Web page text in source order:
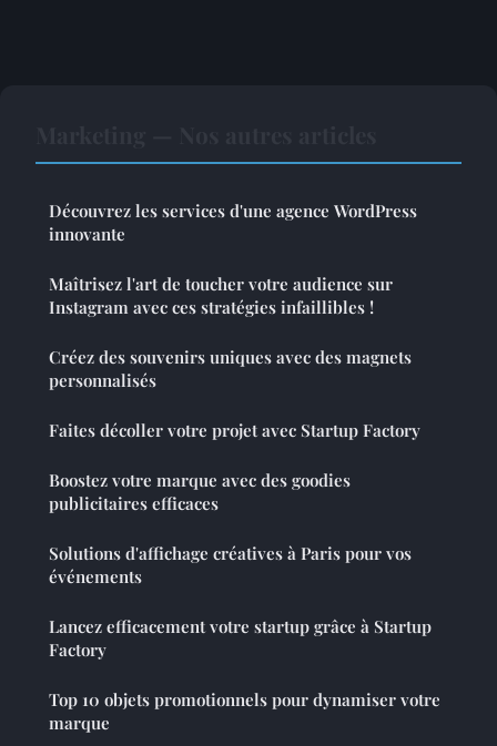
Découvrez les services d'une agence WordPress
innovante
Maîtrisez l'art de toucher votre audience sur
Instagram avec ces stratégies infaillibles !
Créez des souvenirs uniques avec des magnets
personnalisés
Faites décoller votre projet avec Startup Factory
Boostez votre marque avec des goodies
publicitaires efficaces
Solutions d'affichage créatives à Paris pour vos
événements
Lancez efficacement votre startup grâce à Startup
Factory
Top 10 objets promotionnels pour dynamiser votre
marque